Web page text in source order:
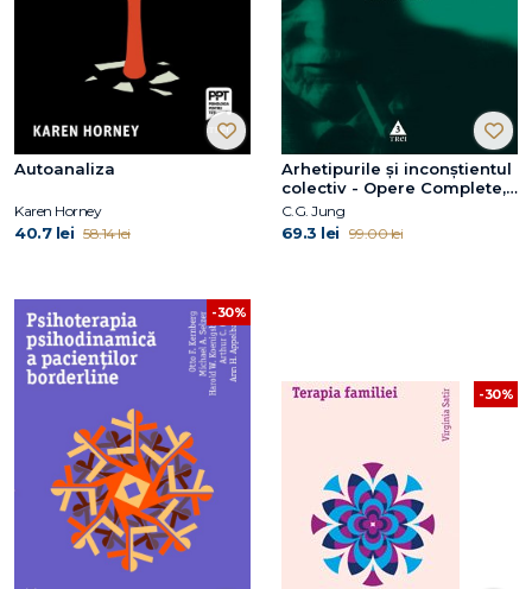
Autoanaliza
Karen Horney
40.7 lei 58.14 lei
Arhetipurile şi inconştientul
colectiv - Opere Complete,
vol. 9/1
C.G. Jung
69.3 lei 99.00 lei
-30%
-30%